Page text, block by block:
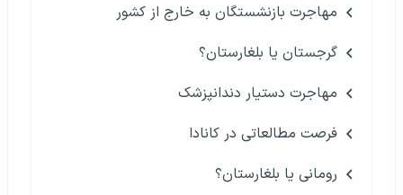
مهاجرت بازنشستگان به خارج از کشور
گرجستان یا بلغارستان؟
مهاجرت دستیار دندانپزشک
فرصت مطالعاتی در کانادا
رومانی یا بلغارستان؟